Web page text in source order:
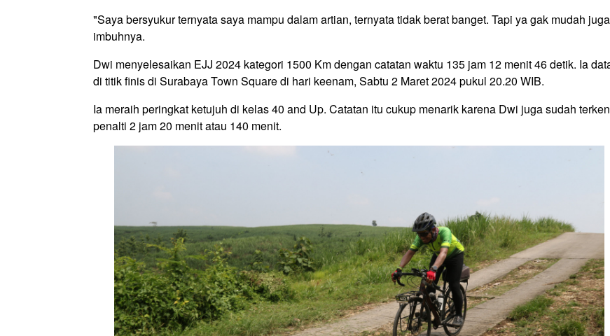
"Saya bersyukur ternyata saya mampu dalam artian, ternyata tidak berat banget. Tapi ya gak mudah
imbuhnya.
Dwi menyelesaikan EJJ 2024 kategori 1500 Km dengan catatan waktu 135 jam 12 menit 46 detik. Ia
di titik finis di Surabaya Town Square di hari keenam, Sabtu 2 Maret 2024 pukul 20.20 WIB.
Ia meraih peringkat ketujuh di kelas 40 and Up. Catatan itu cukup menarik karena Dwi juga sudah
penalti 2 jam 20 menit atau 140 menit.